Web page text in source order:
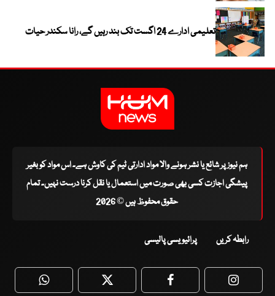
تعلیمی ادارے 24 اگست تک بند رہیں گے، رانا سکندر حیات
ہم نیوز پر شائع یا نشر ہونے والا مواد ادارتی ٹیم کی کاوش ہے۔ اس مواد کو بغیر
پیشگی اجازت کسی بھی صورت میں استعمال یا نقل کرنا درست نہیں۔ تمام
حقوق محفوظ ہیں © 2026
رابطہ کریں پرائیویسی پالیسی
WhatsApp Twitter Facebook